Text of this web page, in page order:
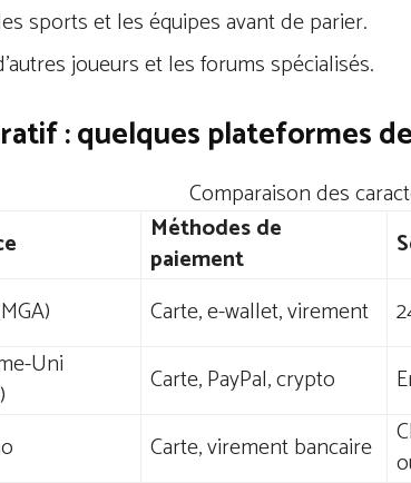
sports et les équipes avant de parier.
joueurs et les forums spécialisés.
: quelques plateformes
Comparaison des
Méthodes de
paiement
Carte, e-wallet, virement
Uni
Carte, PayPal, crypto
Carte, virement bancaire